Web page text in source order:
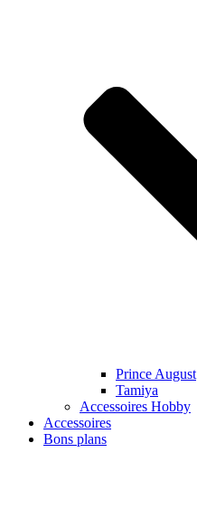
Prince August
Tamiya
Accessoires Hobby
Accessoires
Bons plans